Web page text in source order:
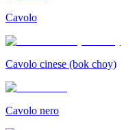
Cavolo
Cavolo cinese (bok choy)
Cavolo nero